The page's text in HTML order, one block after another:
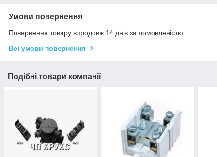
Умови повернення
Повернення товару впродовж 14 днів за домовленістю
Всі умови повернення
Подібні товари компанії